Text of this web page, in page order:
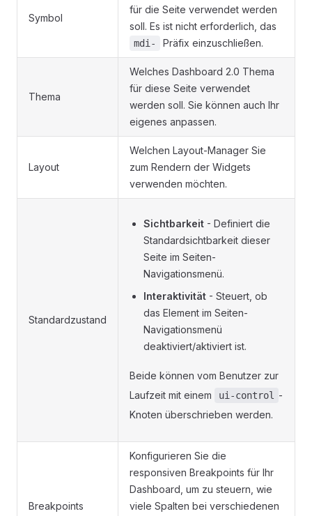
Symbol
für die Seite verwendet werden
soll. Es ist nicht erforderlich, das
mdi- Präfix einzuschließen.
Thema
Welches Dashboard 2.0 Thema
für diese Seite verwendet
werden soll. Sie können auch Ihr
eigenes anpassen.
Layout
Welchen Layout-Manager Sie
zum Rendern der Widgets
verwenden möchten.
Standardzustand
Sichtbarkeit - Definiert die
Standardsichtbarkeit dieser
Seite im Seiten-
Navigationsmenü.
Interaktivität - Steuert, ob
das Element im Seiten-
Navigationsmenü
deaktiviert/aktiviert ist.
Beide können vom Benutzer zur
Laufzeit mit einem
ui-control
-
Knoten überschrieben werden.
Breakpoints
Konfigurieren Sie die
responsiven Breakpoints für Ihr
Dashboard, um zu steuern, wie
viele Spalten bei verschiedenen